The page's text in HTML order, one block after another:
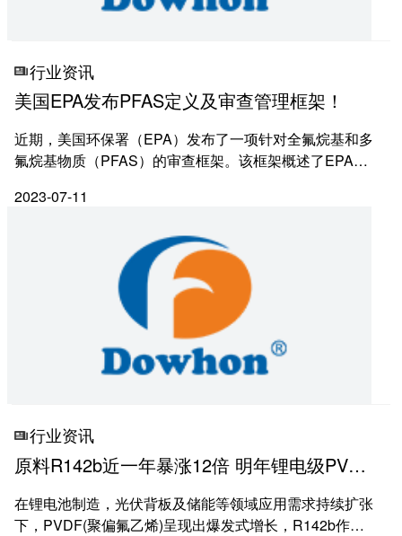
行业资讯
美国EPA发布PFAS定义及审查管理框架！
近期，美国环保署（EPA）发布了一项针对全氟烷基和多
氟烷基物质（PFAS）的审查框架。该框架概述了EPA在
预生产通知（PMN）和重要新用途通知（SNUNs）对新
2023-07-11
行业资讯
原料R142b近一年暴涨12倍 明年锂电级PVDF
缺口或增大
在锂电池制造，光伏背板及储能等领域应用需求持续扩张
下，PVDF(聚偏氟乙烯)呈现出爆发式增长，R142b作为